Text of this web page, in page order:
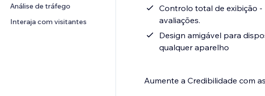
Análise de tráfego
Interaja com visitantes
Controlo total de exibição -
avaliações.
Design amigável para
qualquer aparelho
Aumente a Credibilidade com